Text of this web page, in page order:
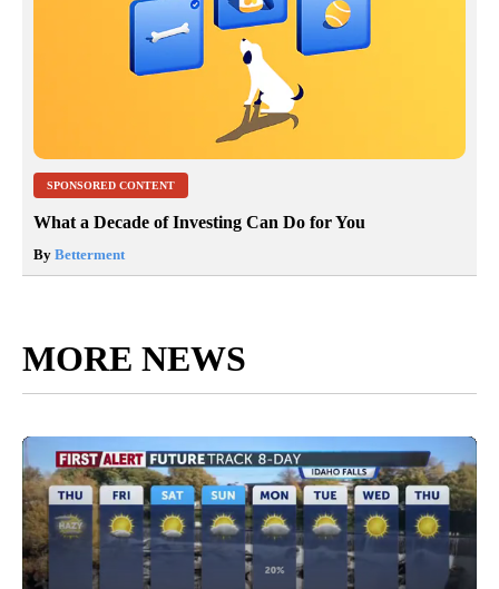
SPONSORED CONTENT
What a Decade of Investing Can Do for You
By Betterment
MORE NEWS